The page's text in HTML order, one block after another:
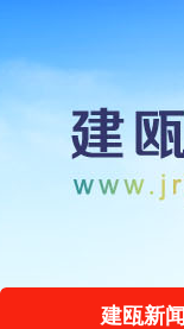
建瓯新闻